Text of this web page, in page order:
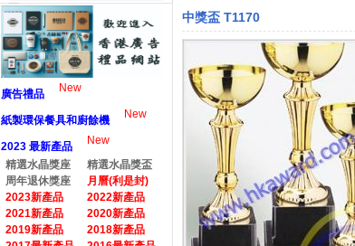
廣告禮品 New
紙製環保餐具和廚餘機 New
2023 最新產品
New
精選水晶獎座
精選水晶獎盃
周年退休獎座
月曆(利是封)
2023新產品
2022新產品
2021新產品
2020新產品
2019新產品
2018新產品
中獎盃 T1170